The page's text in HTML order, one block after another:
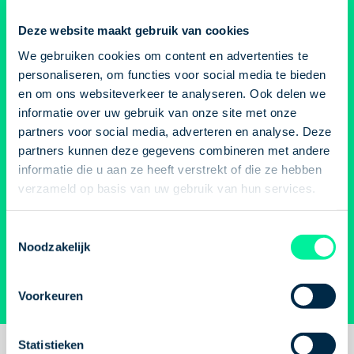
Deze website maakt gebruik van cookies
We gebruiken cookies om content en advertenties te
personaliseren, om functies voor social media te bieden
en om ons websiteverkeer te analyseren. Ook delen we
informatie over uw gebruik van onze site met onze
partners voor social media, adverteren en analyse. Deze
partners kunnen deze gegevens combineren met andere
informatie die u aan ze heeft verstrekt of die ze hebben
verzameld op basis van uw gebruik van hun services.
Noodzakelijk
Voorkeuren
Statistieken
minder reuring en een werkdag
die daardoor sneller lang
aanvoelt.Daarom geven we je in
gemotiveerd blijft in deze
rustige periode.
misschien denkt.
belangrijk, maar
en hoe je erbij zit,
lichaamstaal kun je
Met deze 8 tips kom
zelfverzekerd over
meer uit je gesprek.
droombaan in je mail
ontvangen? Klopt!
Ontvang een melding als jouw droombaan weer
beschikbaar is, plaats een open sollicitatie óf blijf op
de hoogte via onze nieuwsbrief!
Vacature alert
Open sollicitatie